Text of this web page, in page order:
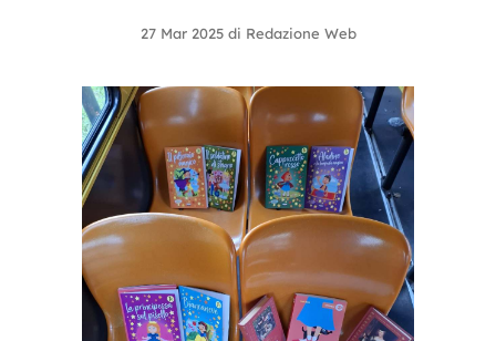
27 Mar 2025 di Redazione Web